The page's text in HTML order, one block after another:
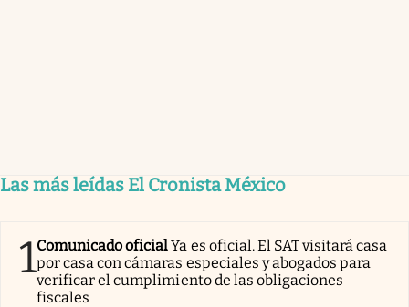
Las más leídas El Cronista México
1Comunicado oficialYa es oficial. El SAT visitará casa
por casa con cámaras especiales y abogados para
verificar el cumplimiento de las obligaciones
fiscales